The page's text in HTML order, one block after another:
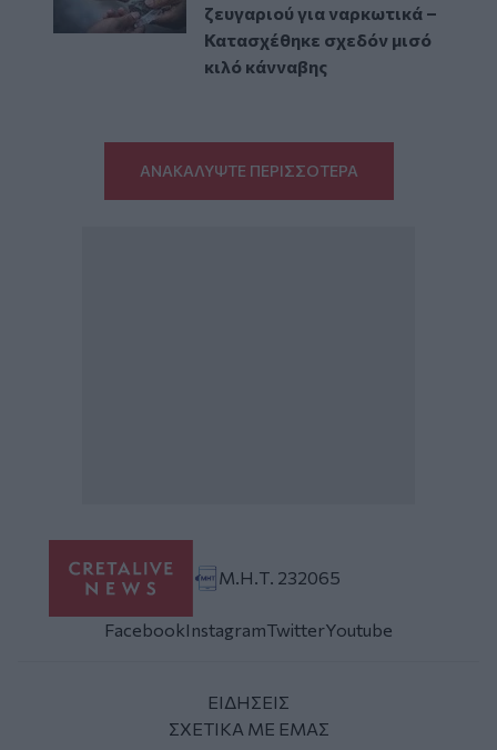
ζευγαριού για ναρκωτικά –
Κατασχέθηκε σχεδόν μισό
κιλό κάνναβης
ΑΝΑΚΑΛΥΨΤΕ ΠΕΡΙΣΣΟΤΕΡΑ
Μ.Η.Τ. 232065
FacebookInstagramTwitterYoutube
ΕΙΔΗΣΕΙΣ
ΣΧΕΤΙΚΑ ΜΕ ΕΜΑΣ